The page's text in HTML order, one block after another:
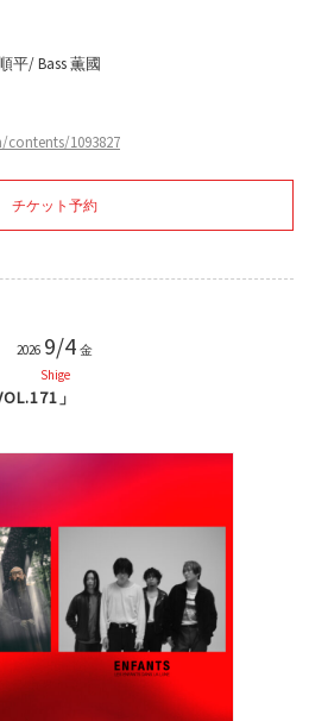
平/ Bass 薫國
1093827
チケット予約
2026 9/4 金
Shige
」